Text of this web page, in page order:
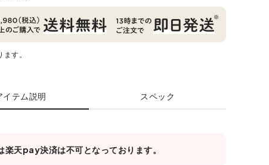
す。
イテム説明 スペック
楽天pay決済は不可となっております。